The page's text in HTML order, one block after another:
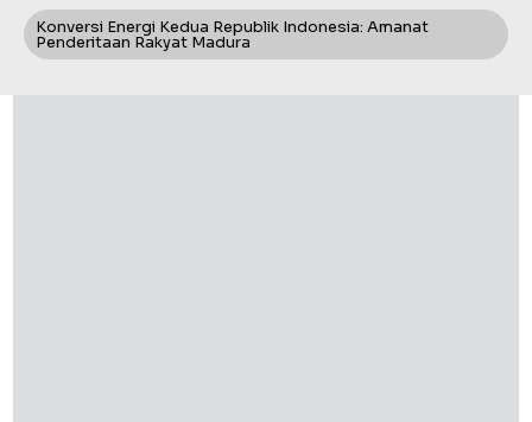
Konversi Energi Kedua Republik Indonesia: Amanat
Penderitaan Rakyat Madura